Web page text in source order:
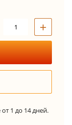
+
1 до 14 дней.